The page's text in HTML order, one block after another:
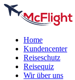
Home
Kundencenter
Reiseschutz
Reisequiz
Wir über uns